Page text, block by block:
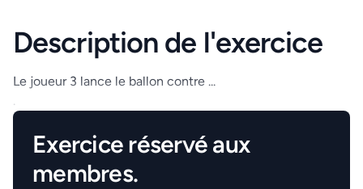
Description de l'exercice
Le joueur 3 lance le ballon contre ...
.
Exercice réservé aux
membres.